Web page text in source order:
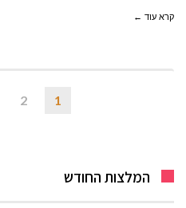
קרא עוד ←
1
2
המלצות החודש